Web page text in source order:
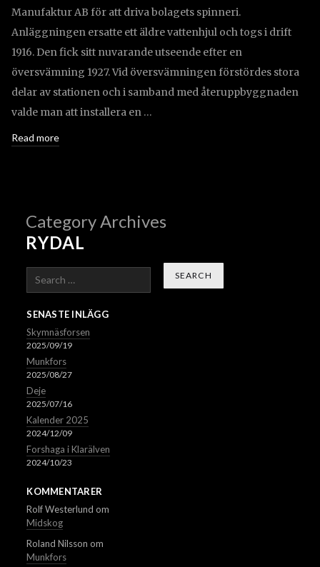
Manufaktur AB för att driva bolagets spinneri.
Anläggningen ersatte ett äldre vattenhjul och togs i drift
1916. Den fick sitt nuvarande utseende efter en
översvämning 1927. Vid översvämningen förstördes stora
delar av stationen och i samband med återuppbyggnaden
valde man att installera en …
Read more
Category Archives
RYDAL
Search
SENASTE INLÄGG
Skymnäsforsen
2025/09/19
Munkfors
2025/08/27
Deje
2025/07/16
Kalender 2025
2024/12/09
Forshaga i Klarälven
2024/10/23
KOMMENTARER
Rolf Westerlund om
Midskog
Roland Nilsson om
Munkfors